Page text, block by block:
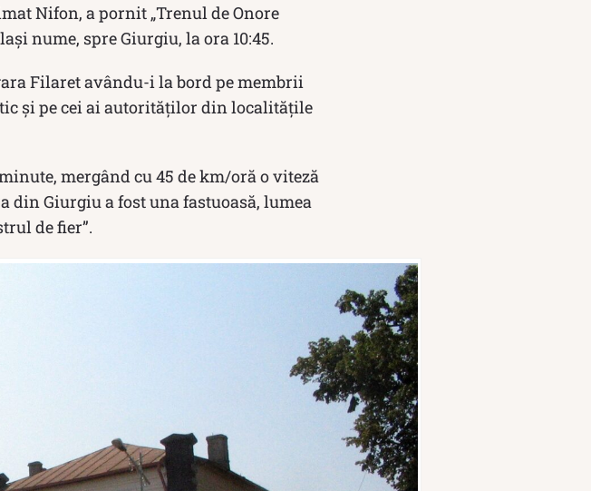
Nifon, a pornit „Trenul de Onore
nume, spre Giurgiu, la ora 10:45.
Filaret avându-i la bord pe membrii
şi pe cei ai autorităţilor din localităţile
mergând cu 45 de km/oră o viteză
Giurgiu a fost una fastuoasă, lumea
de fier”.